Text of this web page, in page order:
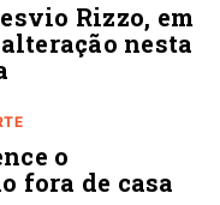
Rizzo, em
nesta
o
fora de casa